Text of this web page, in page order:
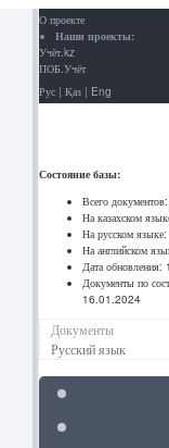
О проекте
Наши проекты:
Учёт.kz
ПОБ.Учёт
Рус | Қаз | Eng
Состояние базы:
Всего документов:
На казахском
На русском языке:
На английском
Дата обновления:
Документы по
16.01.2024
Документы
Русский язык